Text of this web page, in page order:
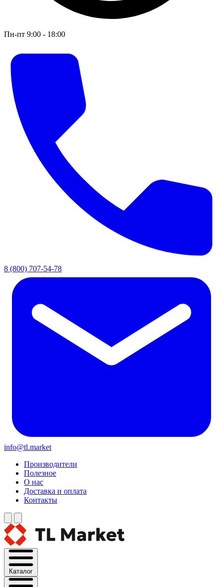
Пн-пт 9:00 - 18:00
8 (800) 707-54-78
info@tl.market
Производители
Полезное
О нас
Доставка и оплата
Контакты
Каталог